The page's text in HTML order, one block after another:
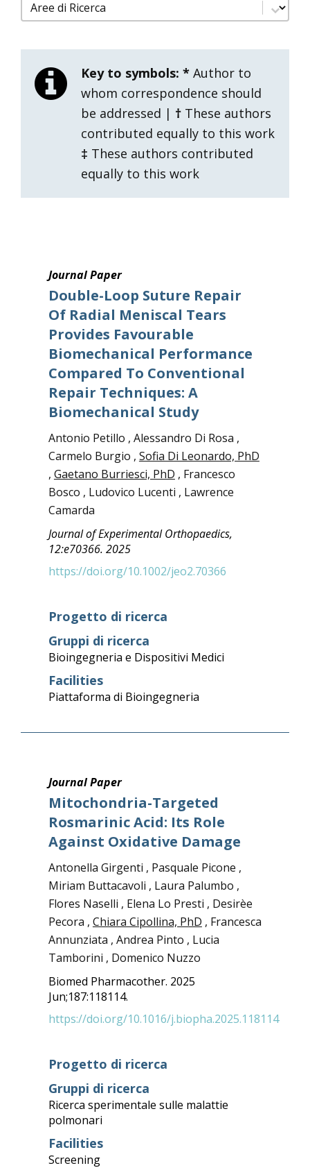
Select content
Key to symbols: *Author to
whom correspondence should
be addressed | †These authors
contributed equally to this work
‡ These authors contributed
equally to this work
Journal Paper
Double-Loop Suture Repair
Of Radial Meniscal Tears
Provides Favourable
Biomechanical Performance
Compared To Conventional
Repair Techniques: A
Biomechanical Study
Antonio Petillo , Alessandro Di Rosa ,
Carmelo Burgio , Sofia Di Leonardo, PhD
, Gaetano Burriesci, PhD , Francesco
Bosco , Ludovico Lucenti , Lawrence
Camarda
Journal of Experimental Orthopaedics,
12:e70366. 2025
https://doi.org/10.1002/jeo2.70366
Progetto di ricerca
Gruppi di ricerca
Bioingegneria e Dispositivi Medici
Facilities
Piattaforma di Bioingegneria
Journal Paper
Mitochondria-Targeted
Rosmarinic Acid: Its Role
Against Oxidative Damage
Antonella Girgenti , Pasquale Picone ,
Miriam Buttacavoli , Laura Palumbo ,
Flores Naselli , Elena Lo Presti , Desirèe
Pecora , Chiara Cipollina, PhD , Francesca
Annunziata , Andrea Pinto , Lucia
Tamborini , Domenico Nuzzo
Biomed Pharmacother. 2025
Jun;187:118114.
https://doi.org/10.1016/j.biopha.2025.118114
Progetto di ricerca
Gruppi di ricerca
Ricerca sperimentale sulle malattie
polmonari
Facilities
Screening